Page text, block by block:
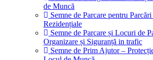
de Muncă
Semne de Parcare pentru
Rezidențiale
Semne de Parcare și Locuri de
Organizare și Siguranță in trafic
Semne de Prim Ajutor –